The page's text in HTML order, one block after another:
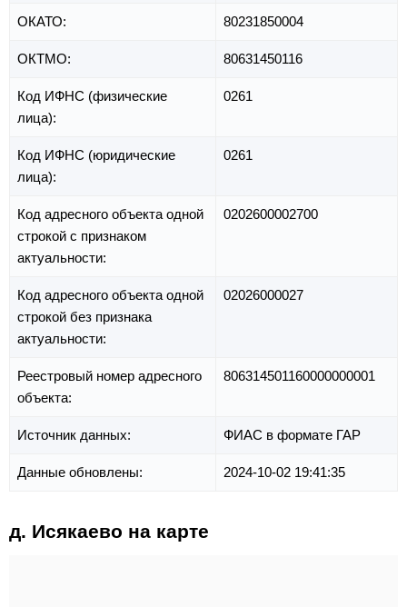
ОКАТО: 80231850004
ОКТМО: 80631450116
Код ИФНС (физические
лица):
0261
Код ИФНС (юридические
лица):
0261
Код адресного объекта одной
строкой с признаком
актуальности:
0202600002700
Код адресного объекта одной
строкой без признака
актуальности:
02026000027
Реестровый номер адресного
объекта:
806314501160000000001
Источник данных: ФИАС в формате ГАР
Данные обновлены: 2024-10-02 19:41:35
д. Исякаево на карте